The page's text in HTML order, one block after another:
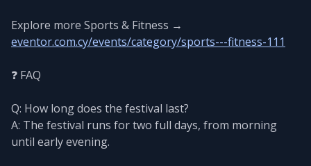
Explore more Sports & Fitness →
eventor.com.cy/events/category/sports---fitness-111
❓ FAQ
Q: How long does the festival last?
A: The festival runs for two full days, from morning
until early evening.